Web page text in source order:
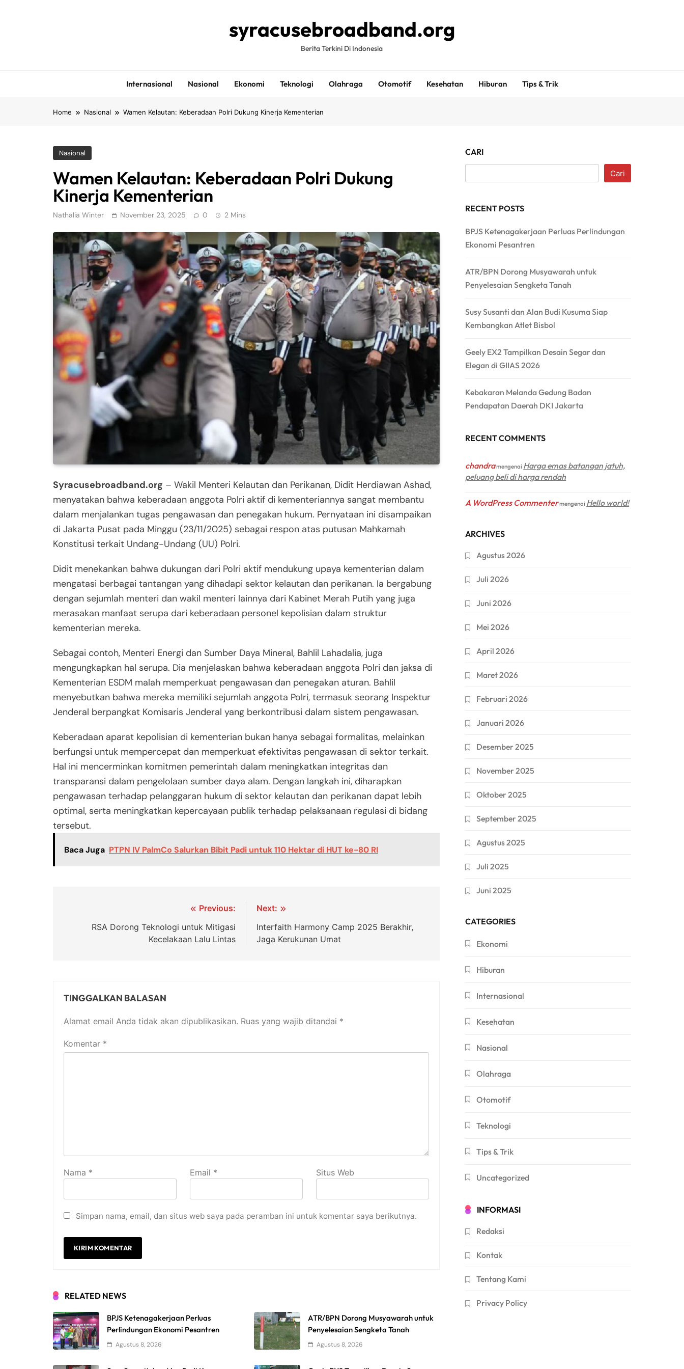
syracusebroadband.org
Berita Terkini Di Indonesia
Internasional Nasional Ekonomi Teknologi Olahraga Otomotif Kesehatan Hiburan Tips & Trik
Home Nasional Wamen Kelautan: Keberadaan Polri Dukung Kinerja Kementerian
Nasional
Wamen Kelautan: Keberadaan Polri Dukung
Kinerja Kementerian
Nathalia Winter November 23, 2025 0 2 Mins
Syracusebroadband.org – Wakil Menteri Kelautan dan Perikanan, Didit Herdiawan Ashad,
menyatakan bahwa keberadaan anggota Polri aktif di kementeriannya sangat membantu
dalam menjalankan tugas pengawasan dan penegakan hukum. Pernyataan ini disampaikan
di Jakarta Pusat pada Minggu (23/11/2025) sebagai respon atas putusan Mahkamah
Konstitusi terkait Undang-Undang (UU) Polri.
Didit menekankan bahwa dukungan dari Polri aktif mendukung upaya kementerian dalam
mengatasi berbagai tantangan yang dihadapi sektor kelautan dan perikanan. Ia bergabung
dengan sejumlah menteri dan wakil menteri lainnya dari Kabinet Merah Putih yang juga
merasakan manfaat serupa dari keberadaan personel kepolisian dalam struktur
kementerian mereka.
Sebagai contoh, Menteri Energi dan Sumber Daya Mineral, Bahlil Lahadalia, juga
mengungkapkan hal serupa. Dia menjelaskan bahwa keberadaan anggota Polri dan jaksa di
Kementerian ESDM malah memperkuat pengawasan dan penegakan aturan. Bahlil
menyebutkan bahwa mereka memiliki sejumlah anggota Polri, termasuk seorang Inspektur
Jenderal berpangkat Komisaris Jenderal yang berkontribusi dalam sistem pengawasan.
Keberadaan aparat kepolisian di kementerian bukan hanya sebagai formalitas, melainkan
berfungsi untuk mempercepat dan memperkuat efektivitas pengawasan di sektor terkait.
Hal ini mencerminkan komitmen pemerintah dalam meningkatkan integritas dan
transparansi dalam pengelolaan sumber daya alam. Dengan langkah ini, diharapkan
pengawasan terhadap pelanggaran hukum di sektor kelautan dan perikanan dapat lebih
optimal, serta meningkatkan kepercayaan publik terhadap pelaksanaan regulasi di bidang
tersebut.
Baca Juga PTPN IV PalmCo Salurkan Bibit Padi untuk 110 Hektar di HUT ke-80 RI
Previous:
RSA Dorong Teknologi untuk Mitigasi
Kecelakaan Lalu Lintas
Next:
Interfaith Harmony Camp 2025 Berakhir,
Jaga Kerukunan Umat
TINGGALKAN BALASAN
Alamat email Anda tidak akan dipublikasikan. Ruas yang wajib ditandai *
Komentar *
Nama * Email * Situs Web
Simpan nama, email, dan situs web saya pada peramban ini untuk komentar saya berikutnya.
RELATED NEWS
BPJS Ketenagakerjaan Perluas
Perlindungan Ekonomi Pesantren
Agustus 8, 2026
ATR/BPN Dorong Musyawarah untuk
Penyelesaian Sengketa Tanah
Agustus 8, 2026
CARI
Cari
RECENT POSTS
BPJS Ketenagakerjaan Perluas Perlindungan
Ekonomi Pesantren
ATR/BPN Dorong Musyawarah untuk
Penyelesaian Sengketa Tanah
Susy Susanti dan Alan Budi Kusuma Siap
Kembangkan Atlet Bisbol
Geely EX2 Tampilkan Desain Segar dan
Elegan di GIIAS 2026
Kebakaran Melanda Gedung Badan
Pendapatan Daerah DKI Jakarta
RECENT COMMENTS
chandramengenai Harga emas batangan jatuh,
peluang beli di harga rendah
A WordPress Commentermengenai Hello world!
ARCHIVES
Agustus 2026
Juli 2026
Juni 2026
Mei 2026
April 2026
Maret 2026
Februari 2026
Januari 2026
Desember 2025
November 2025
Oktober 2025
September 2025
Agustus 2025
Juli 2025
Juni 2025
CATEGORIES
Ekonomi
Hiburan
Internasional
Kesehatan
Nasional
Olahraga
Otomotif
Teknologi
Tips & Trik
Uncategorized
INFORMASI
Redaksi
Kontak
Tentang Kami
Privacy Policy